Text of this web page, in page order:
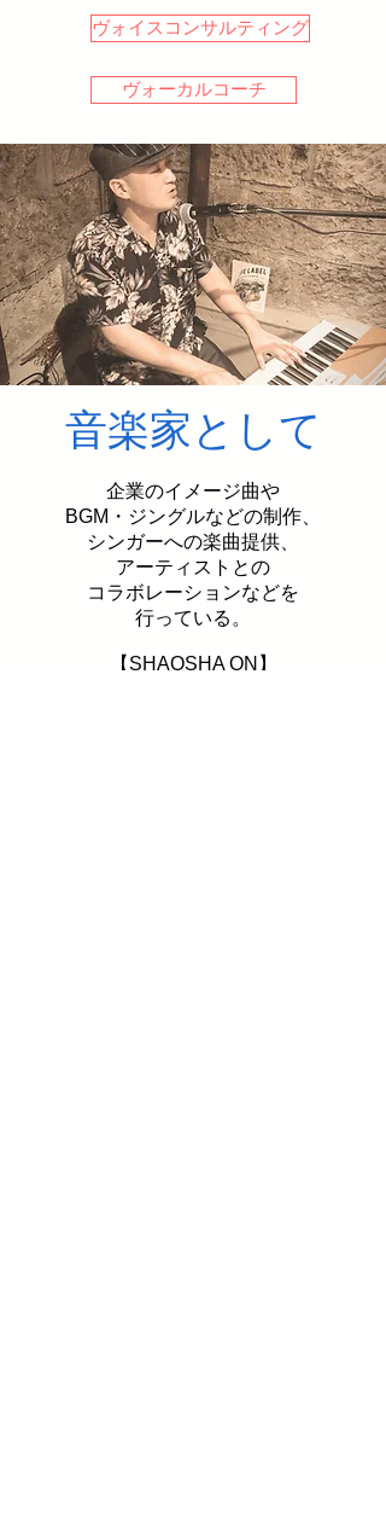
ヴォイスコンサルティング
ヴォーカルコーチ
音楽家として
企業のイメージ曲や
BGM・ジングルなどの制作、
シンガーへの楽曲提供、
アーティストとの
コ ラボレーションなどを
行っている。
【 SHAOSHA ON 】